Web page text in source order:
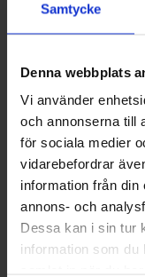
Samtycke
Denna webbplats
Vi använder
och annonserna till
för sociala medier
vidarebefordrar
information från din
annons- och
Dessa kan i sin tur
information som du
Artikelnr:
9DS#-
Lägg i
Onlinelager:
Ej lagervara i butik